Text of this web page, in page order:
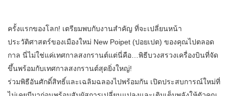
ครั้งแรกของโลก! เตรียมพบกับงานสำคัญ ที่จะเปลี่ยนหน้า
ประวัติศาสตร์ของเมืองใหม่ New Poipet (ปอยเปต) ของคุณไปตลอด
กาล นี่ไม่ใช่แค่เทศกาลสงกรานต์แต่นี่คือ…พิธีบวงสรวงเครื่องบินที่จัด
ขึ้นพร้อมกับเทศกาลสงกรานต์สุดยิ่งใหญ่!
ร่วมพิธีอันศักดิ์สิทธิ์และเฉลิมฉลองไปพร้อมกัน เปิดประสบการณ์ใหม่ที่